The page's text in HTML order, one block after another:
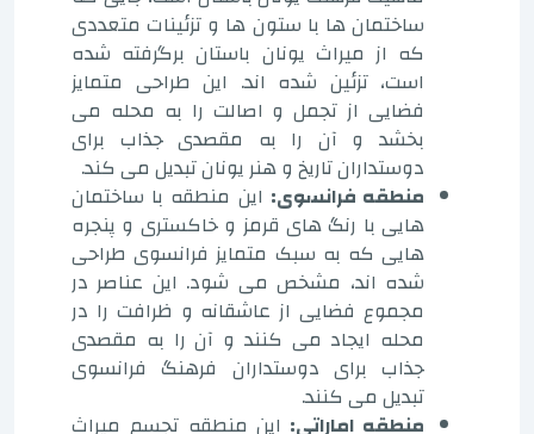
ساختمان ها با ستون ها و تزئینات متعددی
که از میراث یونان باستان برگرفته شده
است، تزئین شده اند. این طراحی متمایز
فضایی از تجمل و اصالت را به محله می
بخشد و آن را به مقصدی جذاب برای
دوستداران تاریخ و هنر یونان تبدیل می کند.
منطقه فرانسوی: این منطقه با ساختمان
هایی با رنگ های قرمز و خاکستری و پنجره
هایی که به سبک متمایز فرانسوی طراحی
شده اند، مشخص می شود. این عناصر در
مجموع فضایی از عاشقانه و ظرافت را در
محله ایجاد می کنند و آن را به مقصدی
جذاب برای دوستداران فرهنگ فرانسوی
تبدیل می کنند.
منطقه اماراتی: این منطقه تجسم میراث